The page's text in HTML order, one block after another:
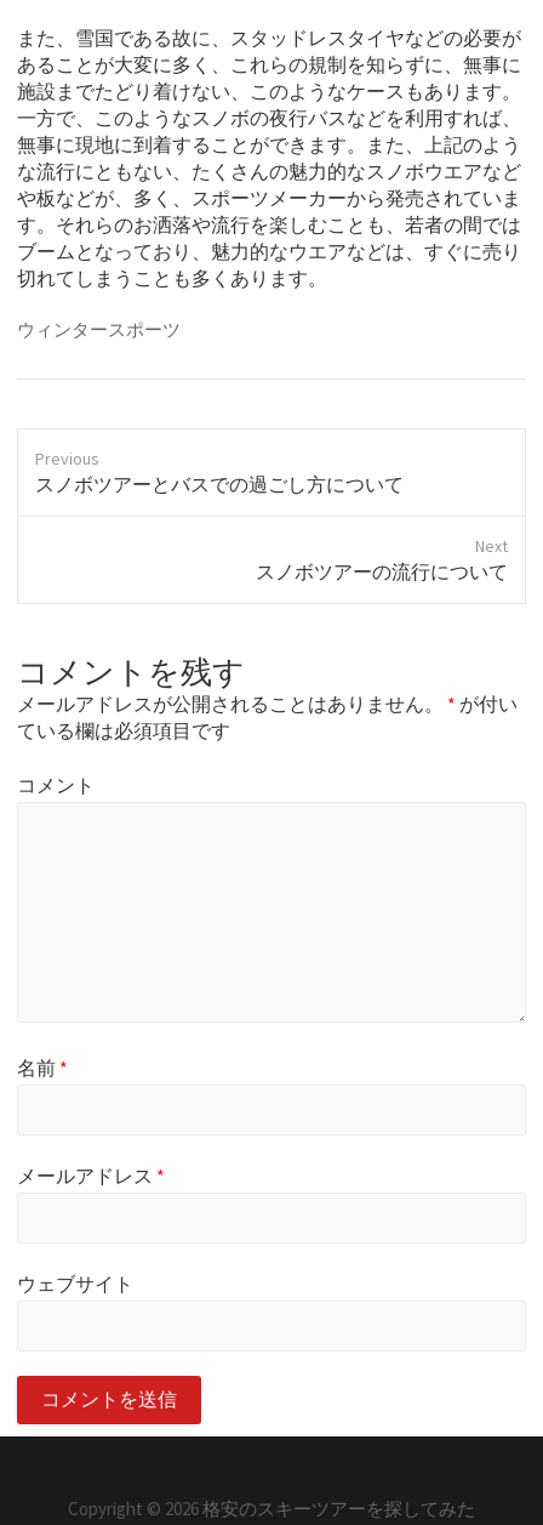
また、雪国である故に、スタッドレスタイヤなどの必要が
あることが大変に多く、これらの規制を知らずに、無事に
施設までたどり着けない、このようなケースもあります。
一方で、このようなスノボの夜行バスなどを利用すれば、
無事に現地に到着することができます。また、上記のよう
な流行にともない、たくさんの魅力的なスノボウエアなど
や板などが、多く、スポーツメーカーから発売されていま
す。それらのお洒落や流行を楽しむことも、若者の間では
ブームとなっており、魅力的なウエアなどは、すぐに売り
切れてしまうことも多くあります。
ウィンタースポーツ
Previous
P
o
p
o
s
スノボツアーとバスでの過ごし方について
Next
p
t
スノボツアーの流行について
コメントを残す
メールアドレスが公開されることはありません。 * が付い
ている欄は必須項目です
コメント
名前 *
メールアドレス *
ウェブサイト
Copyright © 2026格安のスキーツアーを探してみた